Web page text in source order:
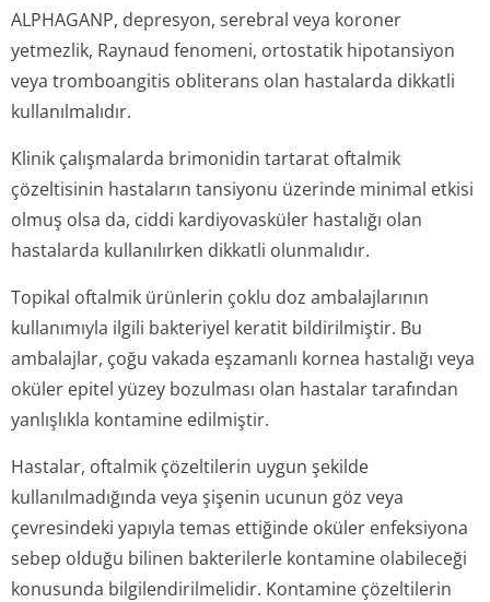
ALPHAGANP, depresyon, serebral veya koroner
yetmezlik, Raynaud fenomeni, ortostatik hipotansiyon
veya tromboangitis obliterans olan hastalarda dikkatli
kullanılmalıdır.
Klinik çalışmalarda brimonidin tartarat oftalmik
çözeltisinin hastaların tansiyonu üzerinde minimal etkisi
olmuş olsa da, ciddi kardiyovasküler hastalığı olan
hastalarda kullanılırken dikkatli olunmalıdır.
Topikal oftalmik ürünlerin çoklu doz ambalajlarının
kullanımıyla ilgili bakteriyel keratit bildirilmiştir. Bu
ambalajlar, çoğu vakada eşzamanlı kornea hastalığı veya
oküler epitel yüzey bozulması olan hastalar tarafından
yanlışlıkla kontamine edilmiştir.
Hastalar, oftalmik çözeltilerin uygun şekilde
kullanılmadığında veya şişenin ucunun göz veya
çevresindeki yapıyla temas ettiğinde oküler enfeksiyona
sebep olduğu bilinen bakterilerle kontamine olabileceği
konusunda bilgilendiril­melidir. Kontamine çözeltilerin